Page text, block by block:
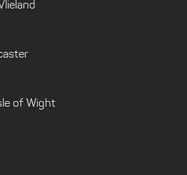
of Wight